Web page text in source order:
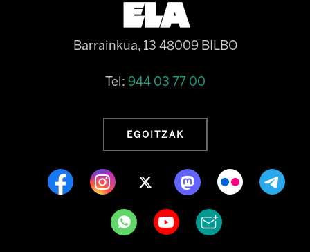
Barrainkua, 13 48009 BILBO
Tel: 944 03 77 00
EGOITZAK